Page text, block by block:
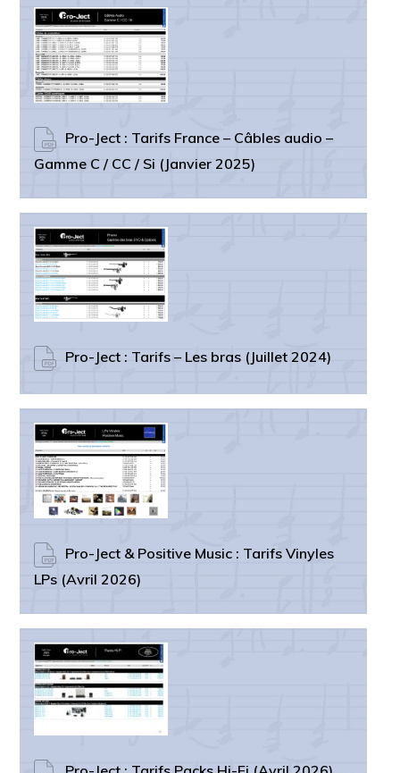
Pro-Ject : Tarifs France – Câbles audio –
Gamme C / CC / Si (Janvier 2025)
Pro-Ject : Tarifs – Les bras (Juillet 2024)
Pro-Ject & Positive Music : Tarifs Vinyles
LPs (Avril 2026)